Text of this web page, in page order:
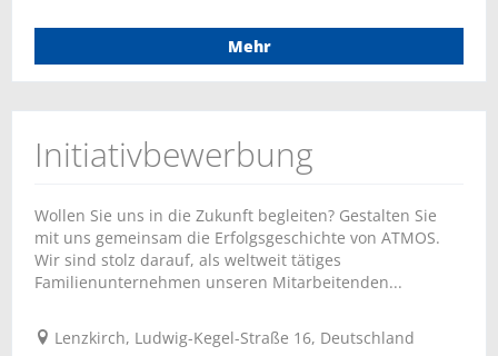
Mehr
Initiativbewerbung
Wollen Sie uns in die Zukunft begleiten? Gestalten Sie
mit uns gemeinsam die Erfolgsgeschichte von ATMOS.
Wir sind stolz darauf, als weltweit tätiges
Familienunternehmen unseren Mitarbeitenden...
Lenzkirch, Ludwig-Kegel-Straße 16, Deutschland